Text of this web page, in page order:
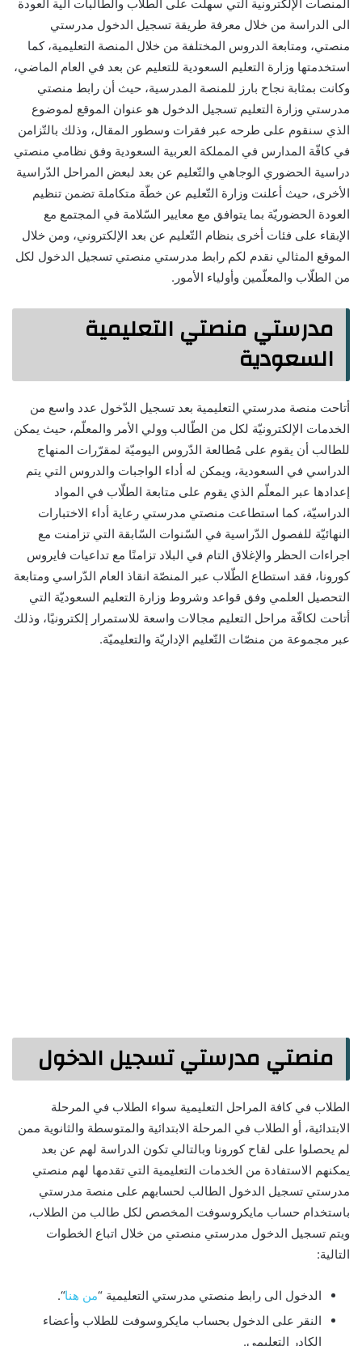
المنصات الإلكترونية التي سهلت على الطلاب والطالبات آلية العودة
الى الدراسة من خلال معرفة طريقة تسجيل الدخول مدرستي
منصتي، ومتابعة الدروس المختلفة من خلال المنصة التعليمية، كما
استخدمتها وزارة التعليم السعودية للتعليم عن بعد في العام الماضي،
وكانت بمثابة نجاح بارز للمنصة المدرسية، حيث أن رابط منصتي
مدرستي وزارة التعليم تسجيل الدخول هو عنوان الموقع لموضوع
الذي سنقوم على طرحه عبر فقرات وسطور المقال، وذلك بالتّزامن
في كافّة المدارس في المملكة العربية السعودية وفق نظامي منصتي
دراسية الحضوري الوجاهي والتّعليم عن بعد لبعض المراحل الدّراسية
الأخرى، حيث أعلنت وزارة التّعليم عن خطّة متكاملة تضمن تنظيم
العودة الحضوريّة بما يتوافق مع معايير السّلامة في المجتمع مع
الإبقاء على فئات أخرى بنظام التّعليم عن بعد الإلكتروني، ومن خلال
الموقع المثالي نقدم لكم رابط مدرستي منصتي تسجيل الدخول لكل
من الطلّاب والمعلّمين وأولياء الأمور.
مدرستي منصتي التعليمية
السعودية
أتاحت منصة مدرستي التعليمية بعد تسجيل الدّخول عدد واسع من
الخدمات الإلكترونيّة لكل من الطّالب وولي الأمر والمعلّم، حيث يمكن
للطالب أن يقوم على مُطالعة الدّروس اليوميّة لمقرّرات المنهاج
الدراسي في السعودية، ويمكن له أداء الواجبات والدروس التي يتم
إعدادها عبر المعلّم الذي يقوم على متابعة الطلّاب في المواد
الدراسيّة، كما استطاعت منصتي مدرستي رعاية أداء الاختبارات
النهائيّة للفصول الدّراسية في السّنوات السّابقة التي تزامنت مع
اجراءات الحظر والإغلاق التام في البلاد تزامنًا مع تداعيات فايروس
كورونا، فقد استطاع الطّلاب عبر المنصّة انقاذ العام الدّراسي ومتابعة
التحصيل العلمي وفق قواعد وشروط وزارة التعليم السعوديّة التي
أتاحت لكافّة مراحل التعليم مجالات واسعة للاستمرار إلكترونيًا، وذلك
عبر مجموعة من منصّات التّعليم الإداريّة والتعليميّة.
منصتي مدرستي تسجيل الدخول
الطلاب في كافة المراحل التعليمية سواء الطلاب في المرحلة
الابتدائية، أو الطلاب في المرحلة الابتدائية والمتوسطة والثانوية ممن
لم يحصلوا على لقاح كورونا وبالتالي تكون الدراسة لهم عن بعد
يمكنهم الاستفادة من الخدمات التعليمية التي تقدمها لهم منصتي
مدرستي تسجيل الدخول الطالب لحسابهم على منصة مدرستي
باستخدام حساب مايكروسوفت المخصص لكل طالب من الطلاب،
ويتم تسجيل الدخول مدرستي منصتي من خلال اتباع الخطوات
التالية:
الدخول الى رابط منصتي مدرستي التعليمية “من هنا“.
النقر على الدخول بحساب مايكروسوفت للطلاب وأعضاء
الكادر التعليمي.